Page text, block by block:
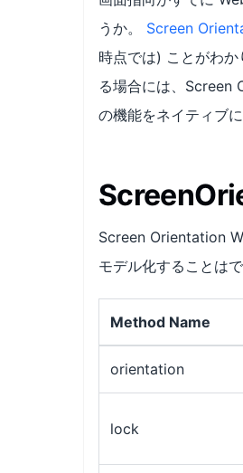
うか。 Screen
時点では) ことがわ
る場合には、Screen
の機能をネイティブに
Screen Orientation
モデル化することは
Method Name
orientation
lock